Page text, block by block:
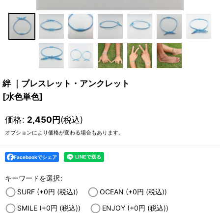
絆 ｜ブレスレット・アンクレット
[水色単色]
価格: 2,450円(税込)
オプションにより価格が変わる場合もあります。
Facebookでシェア
キーワードを選択:
SURF (+0円 (税込)) OCEAN (+0円 (税込))
SMILE (+0円 (税込)) ENJOY (+0円 (税込))